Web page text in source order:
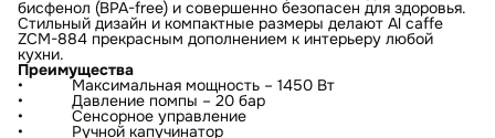
бисфенол (BPA-free) и совершенно безопасен для здоровья.
Стильный дизайн и компактные размеры делают Al caffe
ZCM-884 прекрасным дополнением к интерьеру любой
кухни.
Преимущества
• Максимальная мощность – 1450 Вт
• Давление помпы – 20 бар
• Сенсорное управление
• Ручной капучинатор